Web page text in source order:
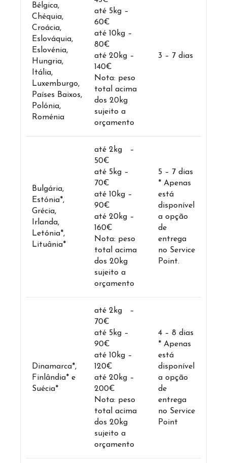
Bélgica,
Chéquia,
Croácia,
Eslováquia,
Eslovénia,
Hungria,
Itália,
Luxemburgo,
Países Baixos,
Polónia,
Roménia
até 5kg –
60€
até 10kg –
80€
até 20kg –
140€
Nota: peso
total acima
dos 20kg
sujeito a
orçamento
3 – 7 dias
Bulgária,
Estónia*,
Grécia,
Irlanda,
Letónia*,
Lituânia*
até 2kg –
50€
até 5kg –
70€
até 10kg –
90€
até 20kg –
160€
Nota: peso
total acima
dos 20kg
sujeito a
orçamento
5 – 7 dias
* Apenas
está
disponível
a opção
de
entrega
no Service
Point.
Dinamarca*,
Finlândia* e
Suécia*
até 2kg –
70€
até 5kg –
90€
até 10kg –
120€
até 20kg –
200€
Nota: peso
total acima
dos 20kg
sujeito a
orçamento
4 – 8 dias
* Apenas
está
disponível
a opção
de
entrega
no Service
Point